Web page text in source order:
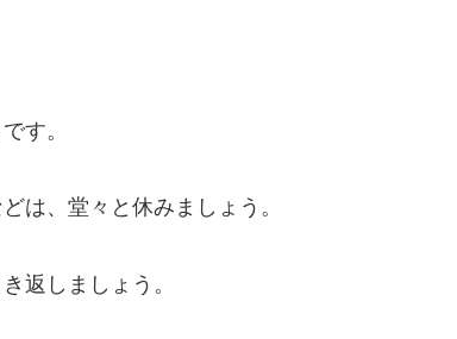
す。
は、堂々と休みましょう。
返しましょう。